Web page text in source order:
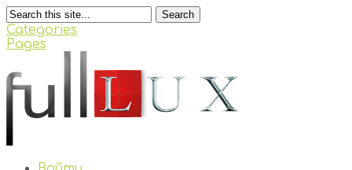
Search
Categories
Pages